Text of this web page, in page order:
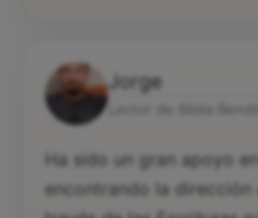
Jorge
Ha sido un gran apoyo
encontrando la dirección